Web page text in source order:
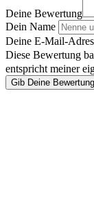
Deine Bewertung
Dein Name
Deine E-Mail-
Diese Bewertung
entspricht meiner
Gib Deine